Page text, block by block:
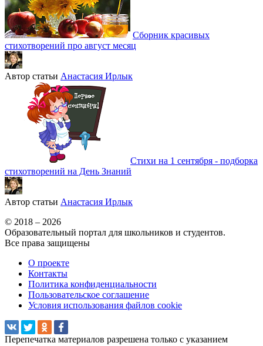
Сборник красивых
стихотворений про август месяц
Автор статьи Анастасия Ирлык
Стихи на 1 сентября - подборка
стихотворений на День Знаний
Автор статьи Анастасия Ирлык
© 2018 – 2026
Образовательный портал для школьников и студентов.
Все права защищены
О проекте
Контакты
Политика конфиденциальности
Пользовательское соглашение
Условия использования файлов cookie
Перепечатка материалов разрешена только с указанием